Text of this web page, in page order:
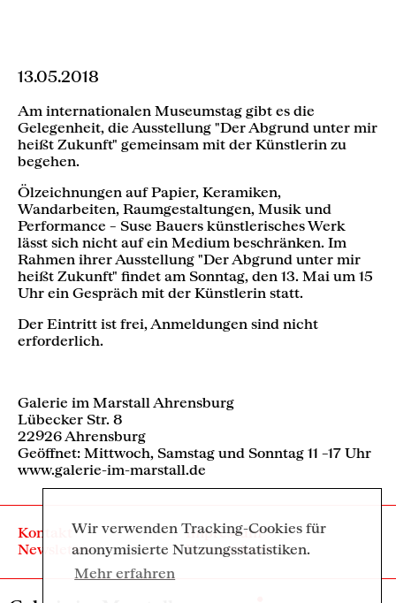
Wir verwenden Tracking-Cookies für
anonymisierte Nutzungsstatistiken.
Mehr erfahren
13.05.2018
Am internationalen Museumstag gibt es die
Gelegenheit, die Ausstellung "Der Abgrund unter mir
heißt Zukunft" gemeinsam mit der Künstlerin zu
begehen.
Ölzeichnungen auf Papier, Keramiken,
Wandarbeiten, Raumgestaltungen, Musik und
Performance – Suse Bauers künstlerisches Werk
lässt sich nicht auf ein Medium beschränken. Im
Rahmen ihrer Ausstellung "Der Abgrund unter mir
heißt Zukunft" findet am Sonntag, den 13. Mai um 15
Uhr ein Gespräch mit der Künstlerin statt.
Der Eintritt ist frei, Anmeldungen sind nicht
erforderlich.
Galerie im Marstall Ahrensburg
Lübecker Str. 8
22926 Ahrensburg
Geöffnet: Mittwoch, Samstag und Sonntag 11 –17 Uhr
www.galerie-im-marstall.de
Kontakt
Impressum
Newsletter
Datenschutz